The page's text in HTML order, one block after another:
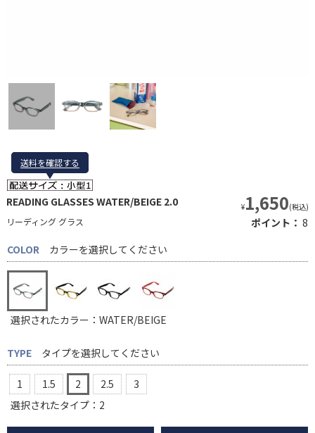
送料を確認する
送料を確認する
READING GLASSES WATER/BEIGE 2.0
リーディング グラス
¥1,650(税込)
ポイント： 8
COLOR
カラーを選択してください
選択されたカラー：WATER/BEIGE
TYPE タイプを選択してください
1 1.5 2 2.5
3
選択されたタイプ：2